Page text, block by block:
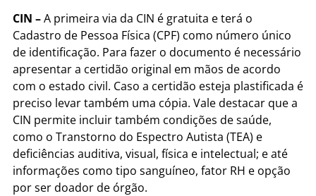
CIN –A primeira via da CIN é gratuita e terá o
Cadastro de Pessoa Física (CPF) como número único
de identificação. Para fazer o documento é necessário
apresentar a certidão original em mãos de acordo
com o estado civil. Caso a certidão esteja plastificada é
preciso levar também uma cópia. Vale destacar que a
CIN permite incluir também condições de saúde,
como o Transtorno do Espectro Autista (TEA) e
deficiências auditiva, visual, física e intelectual; e até
informações como tipo sanguíneo, fator RH e opção
por ser doador de órgão.